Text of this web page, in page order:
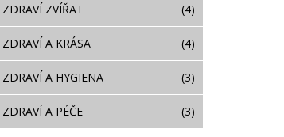
ZDRAVÍ ZVÍŘAT (4)
ZDRAVÍ A KRÁSA (4)
ZDRAVÍ A HYGIENA (3)
ZDRAVÍ A PÉČE (3)